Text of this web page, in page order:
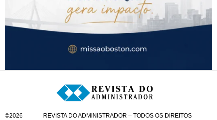
©2026 REVISTA DO ADMINISTRADOR – TODOS OS DIREITOS